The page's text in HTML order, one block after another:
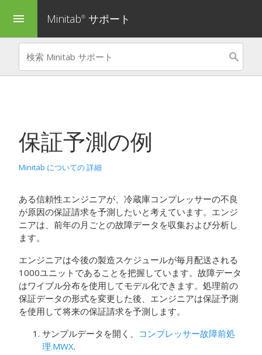
menu Minitab® サポート
保証予測の例
Minitab についての 詳細
ある信頼性エンジニアが、冷蔵庫コンプレッサーの不良
が原因の保証請求を予測したいと考えています。エンジ
ニアは、前年の月ごとの故障データを収集および分析し
ます。
エンジニアは今後の製造スケジュールが毎月配送される
1000ユニットであることを把握しています。故障データ
はワイブル分布を使用してモデル化できます。処理前の
保証データの形式を変更した後、エンジニアは保証予測
を使用して将来の保証請求を予測します。
サンプルデータを開く、 コンプレッサー故障前処
理.MWX.